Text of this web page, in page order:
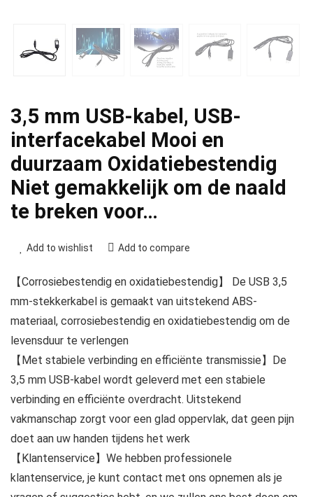
3,5 mm USB-kabel, USB-
interfacekabel Mooi en
duurzaam Oxidatiebestendig
Niet gemakkelijk om de naald
te breken voor…
Add to wishlist Add to compare
【Corrosiebestendig en oxidatiebestendig】 De USB 3,5
mm-stekkerkabel is gemaakt van uitstekend ABS-
materiaal, corrosiebestendig en oxidatiebestendig om de
levensduur te verlengen
【Met stabiele verbinding en efficiënte transmissie】De
3,5 mm USB-kabel wordt geleverd met een stabiele
verbinding en efficiënte overdracht. Uitstekend
vakmanschap zorgt voor een glad oppervlak, dat geen pijn
doet aan uw handen tijdens het werk
【Klantenservice】We hebben professionele
klantenservice, je kunt contact met ons opnemen als je